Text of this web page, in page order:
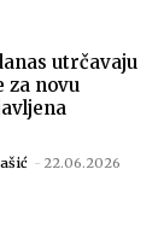
utrčavaju
za novu
- 22.06.2026